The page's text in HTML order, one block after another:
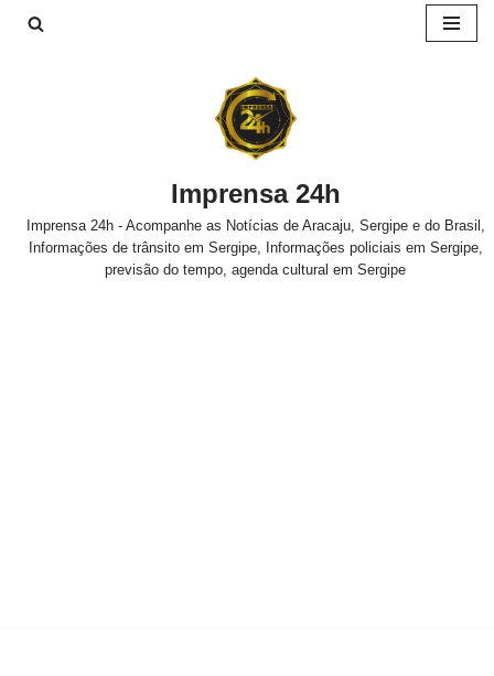
Imprensa 24h
Imprensa 24h - Acompanhe as Notícias de Aracaju, Sergipe e do Brasil,
Informações de trânsito em Sergipe, Informações policiais em Sergipe,
previsão do tempo, agenda cultural em Sergipe